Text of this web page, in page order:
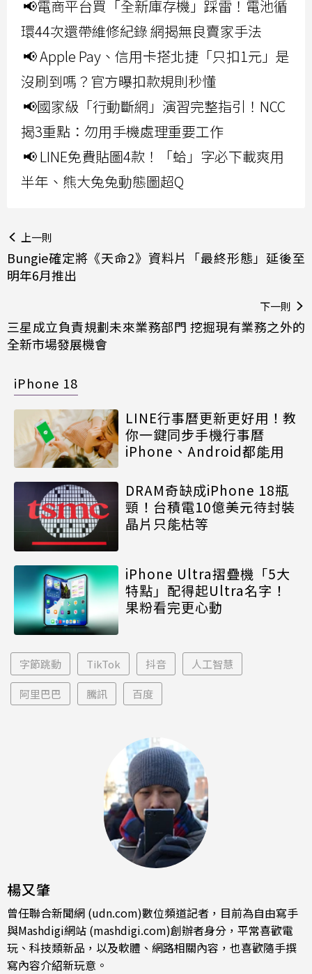
📢電商平台買「全新庫存機」踩雷！電池循
環44次還帶維修紀錄 網揭無良賣家手法
📢 Apple Pay、信用卡搭北捷「只扣1元」是
沒刷到嗎？官方曝扣款規則秒懂
📢國家級「行動斷網」演習完整指引！NCC
揭3重點：勿用手機處理重要工作
📢 LINE免費貼圖4款！「蛤」字必下載爽用
半年、熊大兔兔動態圖超Q
上一則
Bungie確定將《天命2》資料片「最終形態」延後至
明年6月推出
下一則
三星成立負責規劃未來業務部門 挖掘現有業務之外的
全新市場發展機會
iPhone 18
LINE行事曆更新更好用！教
你一鍵同步手機行事曆
iPhone、Android都能用
DRAM奇缺成iPhone 18瓶
頸！台積電10億美元待封裝
晶片只能枯等
iPhone Ultra摺疊機「5大
特點」配得起Ultra名字！
果粉看完更心動
字節跳動 TikTok 抖音 人工智慧
阿里巴巴 騰訊 百度
楊又肇
曾任聯合新聞網 (udn.com)數位頻道記者，目前為自由寫手
與Mashdigi網站 (mashdigi.com)創辦者身分，平常喜歡電
玩、科技類新品，以及軟體、網路相關內容，也喜歡隨手撰
寫內容介紹新玩意。